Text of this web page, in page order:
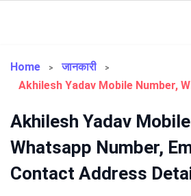
Regional
Home
जानकारी
Akhilesh Yadav
Whatsapp Number,
Contact Address